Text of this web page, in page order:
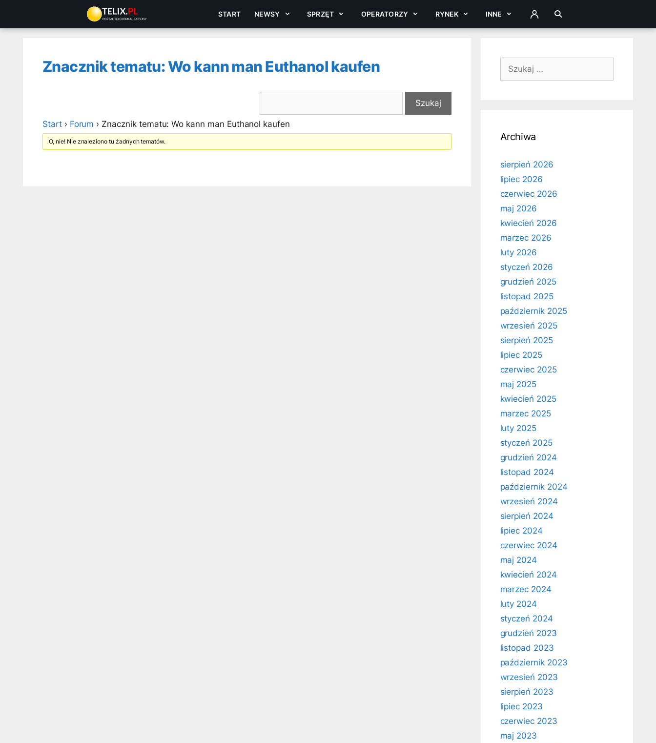
treści
START NEWSY SPRZĘT OPERATORZY RYNEK INNE ZALOGUJ
Znacznik tematu: Wo kann man Euthanol kaufen
Start › Forum › Znacznik tematu: Wo kann man Euthanol kaufen
O, nie! Nie znaleziono tu żadnych tematów.
Szukaj:
Archiwa
sierpień 2026
lipiec 2026
czerwiec 2026
maj 2026
kwiecień 2026
marzec 2026
luty 2026
styczeń 2026
grudzień 2025
listopad 2025
październik 2025
wrzesień 2025
sierpień 2025
lipiec 2025
czerwiec 2025
maj 2025
kwiecień 2025
marzec 2025
luty 2025
styczeń 2025
grudzień 2024
listopad 2024
październik 2024
wrzesień 2024
sierpień 2024
lipiec 2024
czerwiec 2024
maj 2024
kwiecień 2024
marzec 2024
luty 2024
styczeń 2024
grudzień 2023
listopad 2023
październik 2023
wrzesień 2023
sierpień 2023
lipiec 2023
czerwiec 2023
maj 2023